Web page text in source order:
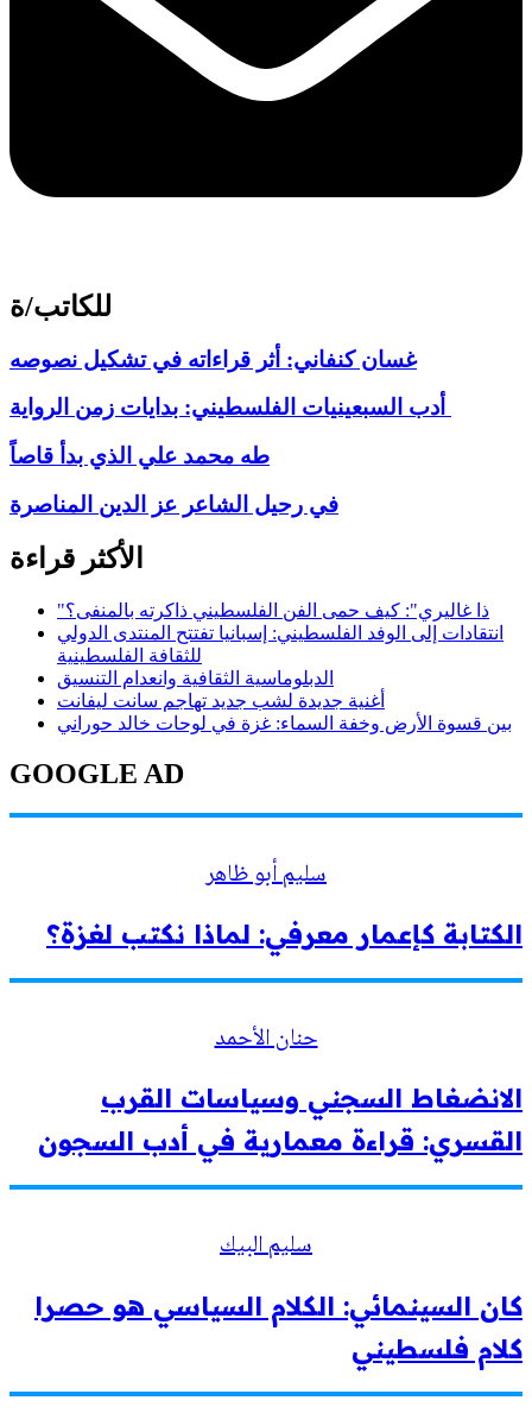
للكاتب/ة
غسان كنفاني: أثر قراءاته في تشكيل نصوصه
طه محمد علي الذي بدأ قاصاً
في رحيل الشاعر عز الدين المناصرة
الأكثر قراءة
"ذا غاليري": كيف حمى الفن الفلسطيني ذاكرته بالمنفى؟
انتقادات إلى الوفد الفلسطيني: إسبانيا تفتتح المنتدى الدولي
للثقافة الفلسطينية
الدبلوماسية الثقافية وانعدام التنسيق
أغنية جديدة لشب جديد تهاجم سانت ليفانت
بين قسوة الأرض وخفة السماء: غزة في لوحات خالد حوراني
GOOGLE AD
سليم أبو ظاهر
الكتابة كإعمار معرفي: لماذا نكتب لغزة؟
حنان الأحمد
الانضغاط السجني وسياسات القرب
القسري: قراءة معمارية في أدب السجون
سليم البيك
كان السينمائي: الكلام السياسي هو حصرا
كلام فلسطيني